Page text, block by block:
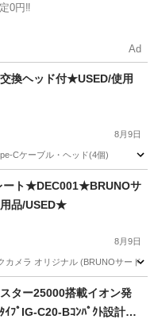
0円‼️
Ad
換ヘッド付★USED/使用
8月9日
Cケーブル・ヘッド(4個) 取
ート★DEC001★BRUNOサ
品/USED★
8月9日
カメラ オリジナル (BRUNOサード
ター25000搭載イオン発
ｲﾌﾟIG-C20-Bｺﾝﾊﾟｸﾄ設計の